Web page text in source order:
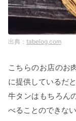
tabelog.com
こちらのお店のお
に提供しているだと
牛タンはもちろん
べることのできな